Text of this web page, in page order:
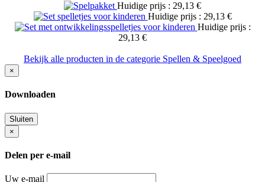
Huidige prijs : 29,13 €
Huidige prijs : 29,13 €
Huidige prijs :
29,13 €
Bekijk alle producten in de categorie Spellen & Speelgoed
×
Downloaden
Sluiten
×
Delen per e-mail
Uw e-mail